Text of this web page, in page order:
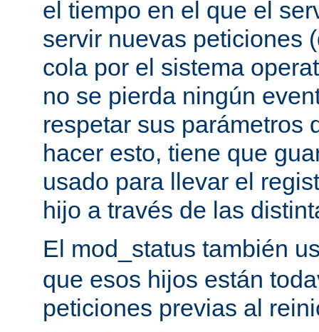
el tiempo en el que el
servir nuevas peticiones
cola por el sistema
no se pierda ningún
respetar sus parámetros
hacer esto, tiene que
usado para llevar el
hijo a través de las
El mod_status también
que esos hijos están
peticiones previas al